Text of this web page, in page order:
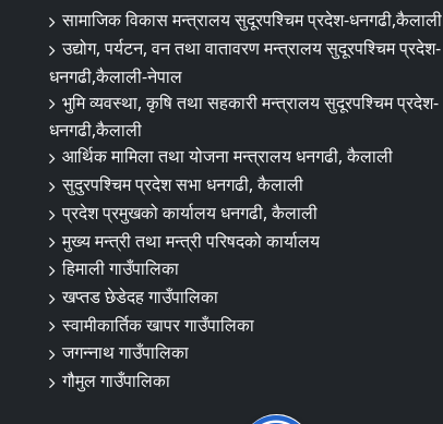
सामाजिक विकास मन्त्रालय सुदूरपश्चिम प्रदेश-धनगढी,कैलाली
उद्योग, पर्यटन, वन तथा वातावरण मन्त्रालय सुदूरपश्चिम प्रदेश-
धनगढी,कैलाली-नेपाल
भुमि व्यवस्था, कृषि तथा सहकारी मन्त्रालय सुदूरपश्चिम प्रदेश-
धनगढी,कैलाली
आर्थिक मामिला तथा योजना मन्त्रालय धनगढी, कैलाली
सुदुरपश्चिम प्रदेश सभा धनगढी, कैलाली
प्रदेश प्रमुखको कार्यालय धनगढी, कैलाली
मुख्य मन्त्री तथा मन्त्री परिषदको कार्यालय
हिमाली गाउँपालिका
खप्तड छेडेदह गाउँपालिका
स्वामीकार्तिक खापर गाउँपालिका
जगन्नाथ गाउँपालिका
गौमुल गाउँपालिका